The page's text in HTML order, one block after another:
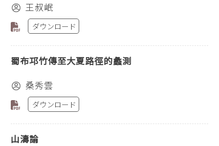
王叔岷
ダウンロード
蜀布邛竹傳至大夏路徑的蠡測
桑秀雲
ダウンロード
山濤論